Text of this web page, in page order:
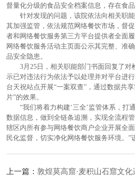
督量化分级的食品安全档案信息，存在食品
针对发现的问题，该院依法向相关职
其加强监管，依法规范网络餐饮市场，督
者和网络餐饮服务第三方平台提供者全面
网络餐饮服务活动主页面公示其完整、准
品安全隐患。
3月25日，相关职能部门书面回复了对
示已对违法行为依法予以处理并对平台进
台天祝站点开展“一案双查”，通过数据共
片”的效果。
“我们将着力构建‘三全’监管体系，打
数据信息，做到全链条追溯，实现全流程
辖区内所有参与网络餐饮商户企业开展全
民化监督，切实净化网络餐饮服务环境。”
上一篇：敦煌莫高窟·麦积山石窟文